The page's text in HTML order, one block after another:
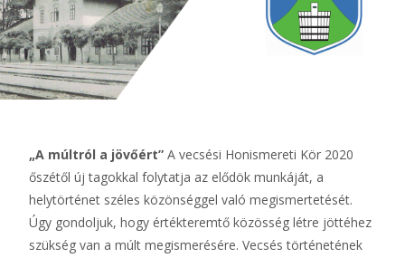
„A múltról a jövőért” A vecsési Honismereti Kör 2020
őszétől új tagokkal folytatja az elődök munkáját, a
helytörténet széles közönséggel való megismertetését.
Úgy gondoljuk, hogy értékteremtő közösség létre jöttéhez
szükség van a múlt megismerésére. Vecsés történetének